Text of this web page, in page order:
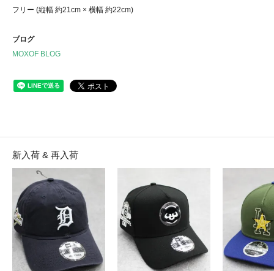
フリー (縦幅 約21cm × 横幅 約22cm)
ブログ
MOXOF BLOG
新入荷 & 再入荷